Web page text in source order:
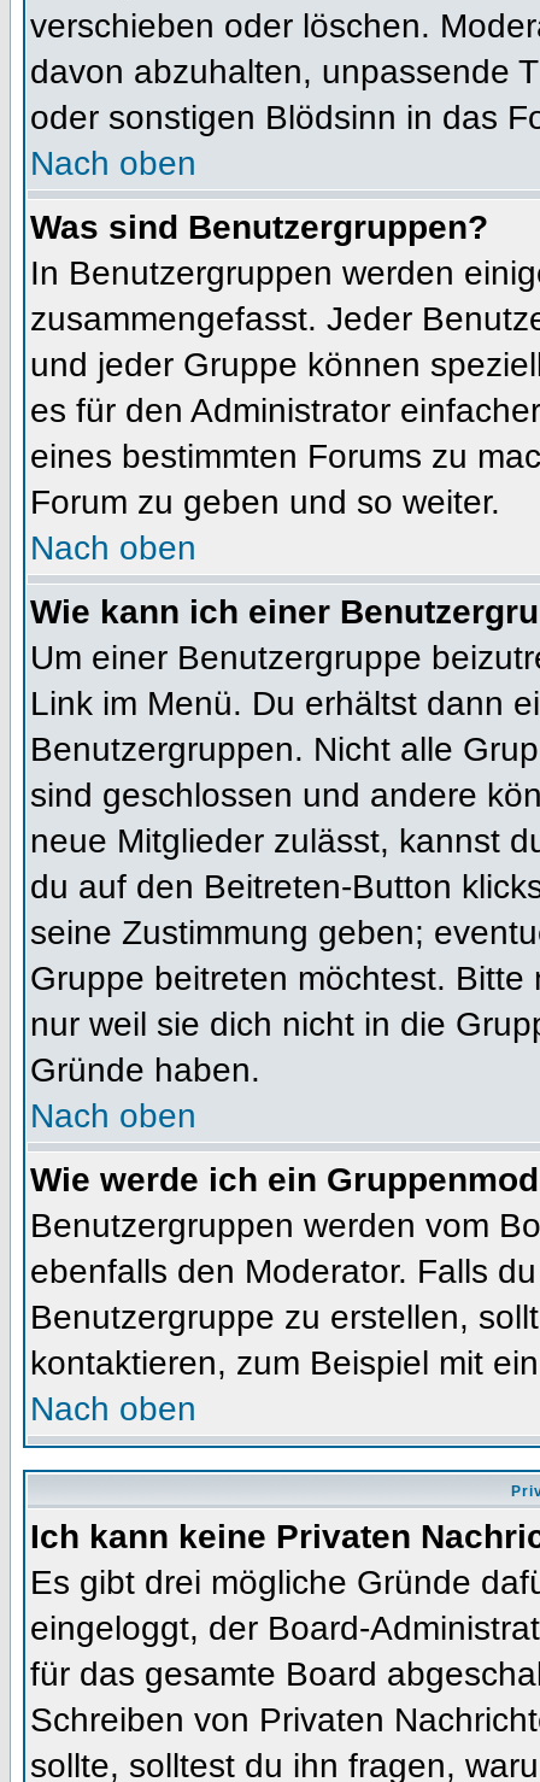
verschieben oder löschen.
davon abzuhalten, unpassende
oder sonstigen Blödsinn in das
Nach oben
Was sind Benutzergruppen?
In Benutzergruppen werden
zusammengefasst. Jeder
und jeder Gruppe können
es für den Administrator
eines bestimmten Forums zu
Forum zu geben und so weiter.
Nach oben
Wie kann ich einer
Um einer Benutzergruppe
Link im Menü. Du erhältst dann
Benutzergruppen. Nicht alle
sind geschlossen und andere
neue Mitglieder zulässt, kannst
du auf den Beitreten-Button
seine Zustimmung geben;
Gruppe beitreten möchtest.
nur weil sie dich nicht in die
Gründe haben.
Nach oben
Wie werde ich ein
Benutzergruppen werden vom
ebenfalls den Moderator. Falls
Benutzergruppe zu erstellen,
kontaktieren, zum Beispiel mit
Nach oben
Ich kann keine Privaten
Es gibt drei mögliche Gründe
eingeloggt, der Board-
für das gesamte Board
Schreiben von Privaten
sollte, solltest du ihn fragen,